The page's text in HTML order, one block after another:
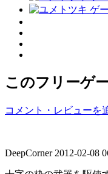
このフリーゲ
コメント・レビューを
DeepCorner 2012-02-08